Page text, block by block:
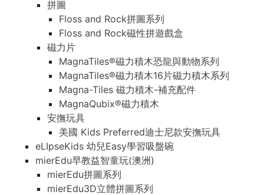
拼圖
Floss and Rock拼圖系列
Floss and Rock磁性拼遊戲盒
磁力片
MagnaTiles®磁力積木恐龍與動物系列
MagnaTiles®磁力積木16片磁力積木系列
Magna-Tiles 磁力積木-補充配件
MagnaQubix®磁力積木
安撫玩具
美國 Kids Preferred迪士尼款安撫玩具
eLIpseKids 幼兒Easy學習吸盤碗
mierEdu早教益智童玩(澳洲)
mierEdu拼圖系列
mierEdu3D立體拼圖系列